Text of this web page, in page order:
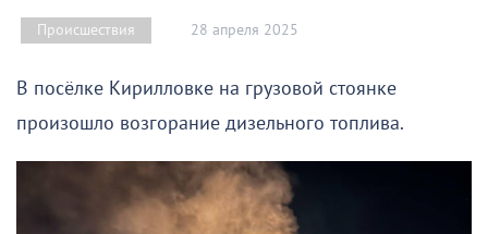
Происшествия 28 апреля 2025
В посёлке Кирилловке на грузовой стоянке
произошло возгорание дизельного топлива.